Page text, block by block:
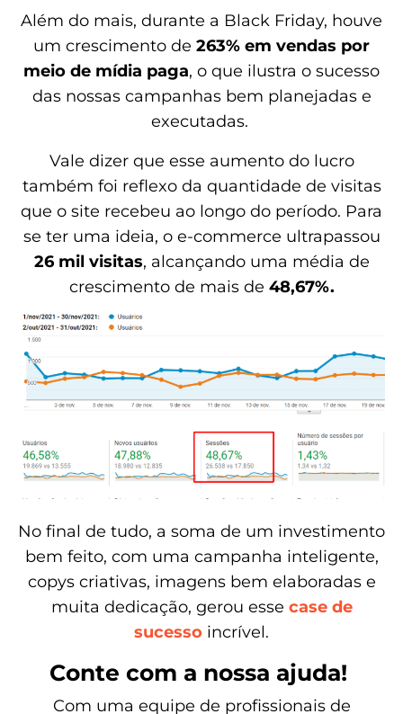
Além do mais, durante a Black Friday, houve
um crescimento de 263% em vendas por
meio de mídia paga, o que ilustra o sucesso
das nossas campanhas bem planejadas e
executadas.
Vale dizer que esse aumento do lucro
também foi reflexo da quantidade de visitas
que o site recebeu ao longo do período. Para
se ter uma ideia, o e-commerce ultrapassou
26 mil visitas, alcançando uma média de
crescimento de mais de 48,67%.
No final de tudo, a soma de um investimento
bem feito, com uma campanha inteligente,
copys criativas, imagens bem elaboradas e
muita dedicação, gerou esse case de
sucesso incrível.
Conte com a nossa ajuda!
Com uma equipe de profissionais de